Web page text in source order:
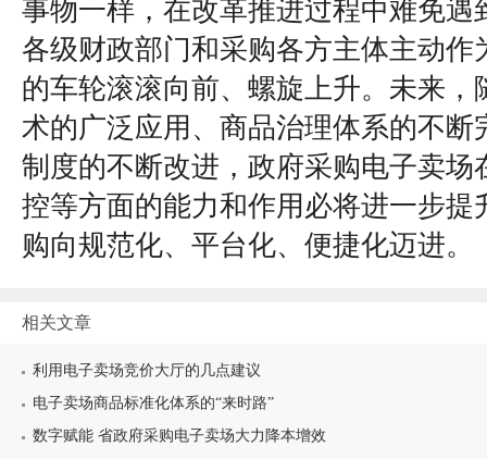
事物一样，在改革推进过程中难免遇
各级财政部门和采购各方主体主动作
的车轮滚滚向前、螺旋上升。未来，
术的广泛应用、商品治理体系的不断
制度的不断改进，政府采购电子卖场
控等方面的能力和作用必将进一步提
购向规范化、平台化、便捷化迈进。
相关文章
利用电子卖场竞价大厅的几点建议
电子卖场商品标准化体系的“来时路”
数字赋能 省政府采购电子卖场大力降本增效